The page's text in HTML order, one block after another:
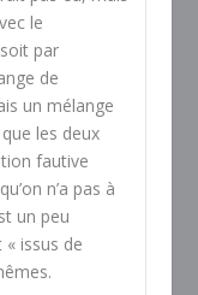
le
par
de
un mélange
que les deux
fautive
n’a pas à
un peu
issus de